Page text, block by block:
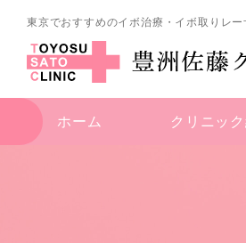
東京でおすすめのイボ治療・イボ取りレー
ホーム クリニック